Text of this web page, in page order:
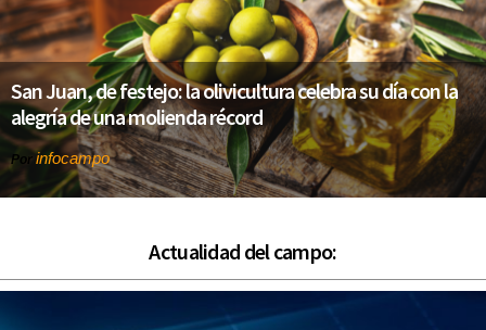
San Juan, de festejo: la olivicultura celebra su día con la
alegría de una molienda récord
Por infocampo
Actualidad del campo: